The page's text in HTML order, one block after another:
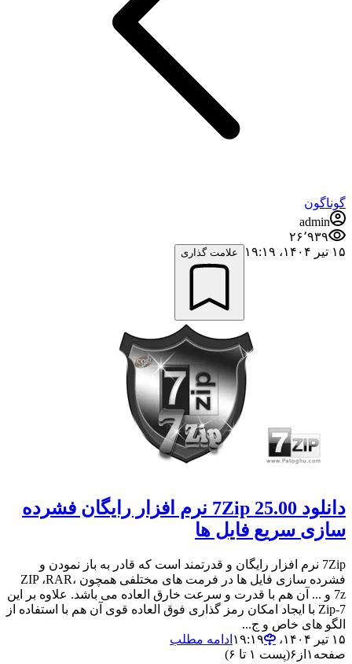
گوناگون
admin
۲۶٬۹۳۹
۱۵ تیر ۱۴۰۴،‏ ۱۹:۱۹
علامت گذاری
دانلود 7Zip 25.00 نرم افزار رایگان فشرده
سازی سریع فایل ها
7Zip نرم افزار رایگان و قدرتمند است که قادر به باز نمودن و
فشرده سازی فایل ها در فرمت های مختلفی همچون ZIP ،RAR،
7z و ... آن هم با قدرت و سرعت خارق العاده می باشد. علاوه بر این
7-Zip با ایجاد امکان رمز گذاری فوق العاده قوی آن هم با استفاده از
الگو های خاص و ج...
۱۵ تیر ۱۴۰۴،‏ ۱۹:۱۹
ادامه مطلب
صفحه ۱ از ۶(پست ۱ تا ۶)